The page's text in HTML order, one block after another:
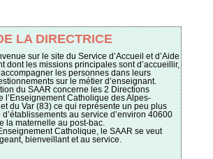
LA DIRECTRICE
sur le site du Service d’Accueil et d’Aide
dont les missions principales sont d’accueillir,
les personnes dans leurs
sur le métier d’enseignant.
du SAAR concerne les 2 Directions
l’Enseignement Catholique des Alpes-
du Var (83) ce qui représente un peu plus
d’établissements au service d’environ 40600
la maternelle au post-bac.
Catholique, le SAAR se veut
bienveillant et au service.